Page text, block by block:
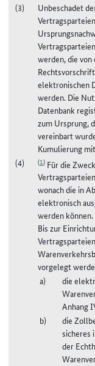
Unbeschadet
werden, die von
elektronischen
werden. Die
Datenbank
zum Ursprung,
vereinbart
Kumulierung
(1) Für die
wonach die in
elektronisch
werden können.
Bis zur
vorgelegt
die
Anhang
die
sicheres
der